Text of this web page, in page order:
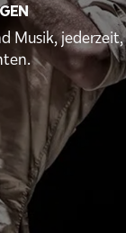
Musik, jederzeit,